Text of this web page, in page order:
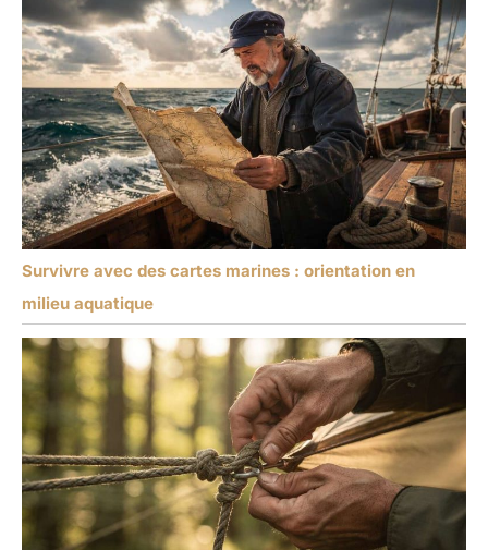
Survivre avec des cartes marines : orientation en
milieu aquatique